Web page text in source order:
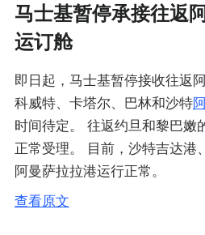
马士基暂停承接往返
运订舱
即日起，马士基暂停接收往返
科威特、卡塔尔、巴林和沙特
时间待定。 往返约旦和黎巴嫩
正常受理。 目前，沙特吉达港
阿曼萨拉拉港运行正常。
查看原文